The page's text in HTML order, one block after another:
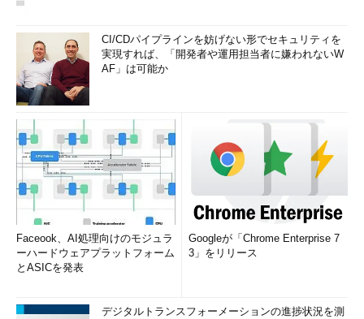
CI/CDパイプラインを妨げない形でセキュリティを
実現すれば、「開発者や運用担当者に嫌われないW
AF」は可能か
Faceook、AI処理向けのモジュラ
ーハードウェアプラットフォーム
とASICを発表
Googleが「Chrome Enterprise 7
3」をリリース
デジタルトランスフォーメーションの進捗状況を測